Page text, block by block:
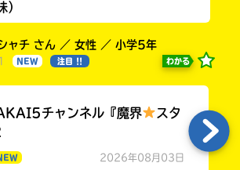
）
ャチ さん ／ 女性 ／ 小学5年
NEW 注目 !! わかる
チャンネル『魔界
スタ
2026年08月03日